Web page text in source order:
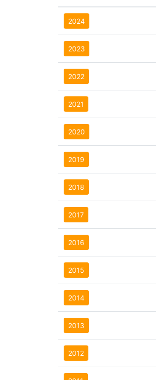
2024
2023
2022
2021
2020
2019
2018
2017
2016
2015
2014
2013
2012